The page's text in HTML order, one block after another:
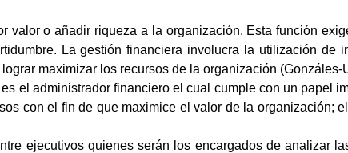
o añadir riqueza a la organización. Esta función
La gestión financiera involucra la utilización de
maximizar los recursos de la organización (Gonzáles-
el administrador financiero el cual cumple con un papel
con el fin de que maximice el valor de la organización;
ejecutivos quienes serán los encargados de analizar